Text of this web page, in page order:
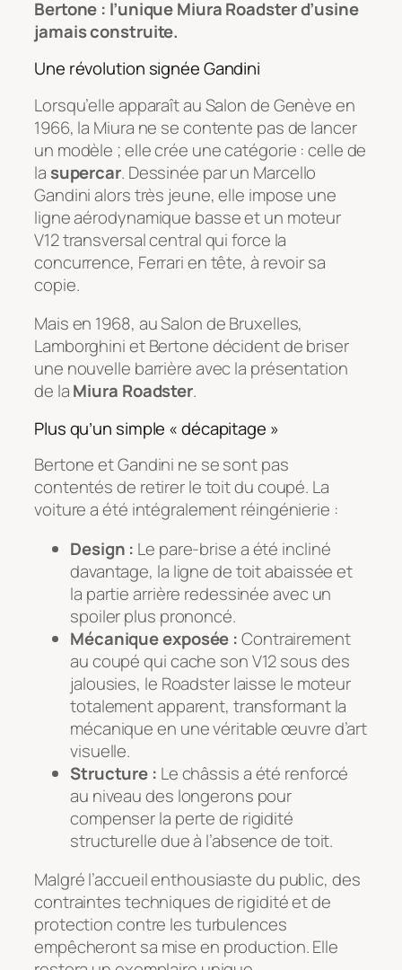
Bertone : l’unique Miura Roadster d’usine
jamais construite.
Une révolution signée Gandini
Lorsqu’elle apparaît au Salon de Genève en
1966, la Miura ne se contente pas de lancer
un modèle ; elle crée une catégorie : celle de
la supercar. Dessinée par un Marcello
Gandini alors très jeune, elle impose une
ligne aérodynamique basse et un moteur
V12 transversal central qui force la
concurrence, Ferrari en tête, à revoir sa
copie.
Mais en 1968, au Salon de Bruxelles,
Lamborghini et Bertone décident de briser
une nouvelle barrière avec la présentation
de laMiura Roadster.
Plus qu’un simple « décapitage »
Bertone et Gandini ne se sont pas
contentés de retirer le toit du coupé. La
voiture a été intégralement réingénierie :
Design : Le pare-brise a été incliné
davantage, la ligne de toit abaissée et
la partie arrière redessinée avec un
spoiler plus prononcé.
Mécanique exposée :Contrairement
au coupé qui cache son V12 sous des
jalousies, le Roadster laisse le moteur
totalement apparent, transformant la
mécanique en une véritable œuvre d’art
visuelle.
Structure : Le châssis a été renforcé
au niveau des longerons pour
compenser la perte de rigidité
structurelle due à l’absence de toit.
Malgré l’accueil enthousiaste du public, des
contraintes techniques de rigidité et de
protection contre les turbulences
empêcheront sa mise en production. Elle